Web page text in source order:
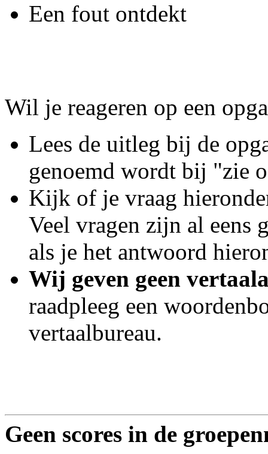
Een fout ontdekt
Wil je reageren op een
Lees de uitleg bij de
genoemd wordt bij "zie
Kijk of je vraag
Veel vragen zijn al eens
als je het antwoord
Wij geven geen
raadpleeg een
vertaalbureau.
Geen scores in de